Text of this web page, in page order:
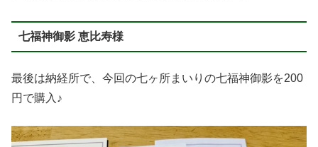
七福神御影 恵比寿様
最後は納経所で、今回の七ヶ所まいりの七福神御影を200
円で購入♪